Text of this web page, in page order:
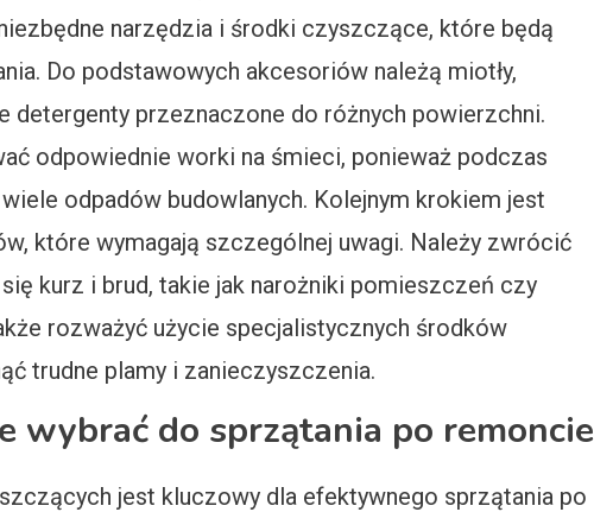
narzędzia i środki czyszczące, które będą
Do podstawowych akcesoriów należą miotły,
detergenty przeznaczone do różnych powierzchni.
odpowiednie worki na śmieci, ponieważ podczas
odpadów budowlanych. Kolejnym krokiem jest
które wymagają szczególnej uwagi. Należy zwrócić
kurz i brud, takie jak narożniki pomieszczeń czy
rozważyć użycie specjalistycznych środków
trudne plamy i zanieczyszczenia.
wybrać do sprzątania po remoncie
jest kluczowy dla efektywnego sprzątania po